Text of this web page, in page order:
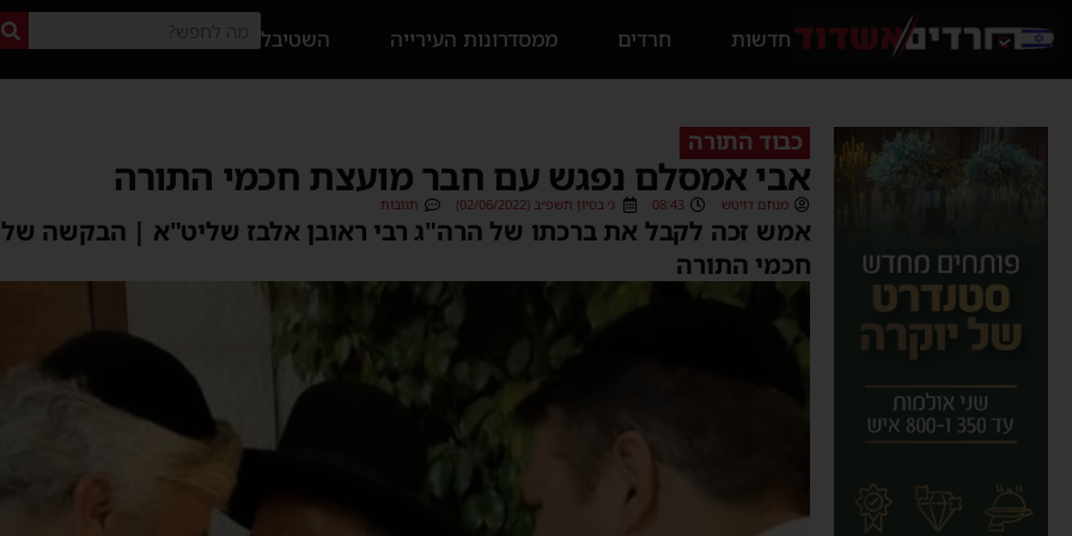
חדשות חרדים ממסדרונות העירייה השטיבל
כבוד התורה
אבי אמסלם נפגש עם חבר מועצת חכמי התורה
מנחם דויטש 08:43 ג׳ בסיון תשפ״ב (02/06/2022) תגובות
אמש זכה לקבל את ברכתו של הרה"ג רבי ראובן אלבז שליט"א | הבקשה
חכמי התורה